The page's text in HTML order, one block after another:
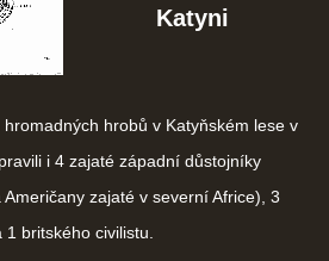
Katyni
hrobů v Katyňském lese v
i 4 zajaté západní důstojníky
zajaté v severní Africe), 3
britského civilistu.